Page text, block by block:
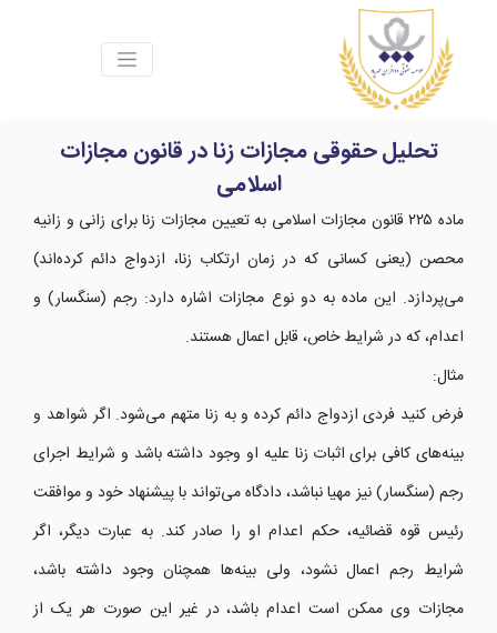
تحلیل حقوقی مجازات زنا در قانون مجازات
اسلامی
ماده ۲۲۵ قانون مجازات اسلامی به تعیین مجازات زنا برای زانی و زانیه
محصن (یعنی کسانی که در زمان ارتکاب زنا، ازدواج دائم کرده‌اند)
می‌پردازد. این ماده به دو نوع مجازات اشاره دارد: رجم (سنگسار) و
اعدام، که در شرایط خاص، قابل اعمال هستند.
مثال:
فرض کنید فردی ازدواج دائم کرده و به زنا متهم می‌شود. اگر شواهد و
بینه‌های کافی برای اثبات زنا علیه او وجود داشته باشد و شرایط اجرای
رجم (سنگسار) نیز مهیا نباشد، دادگاه می‌تواند با پیشنهاد خود و موافقت
رئیس قوه قضائیه، حکم اعدام او را صادر کند. به عبارت دیگر، اگر
شرایط رجم اعمال نشود، ولی بینه‌ها همچنان وجود داشته باشد،
مجازات وی ممکن است اعدام باشد، در غیر این صورت هر یک از